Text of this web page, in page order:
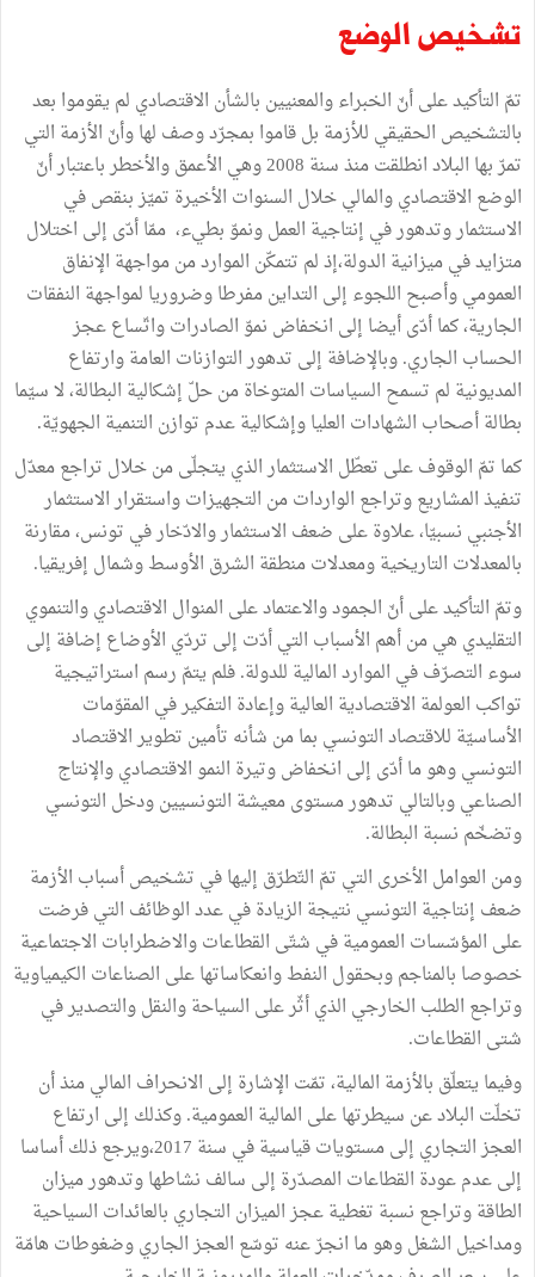
تشخيص الوضع
تمّ التأكيد على أنّ الخبراء والمعنيين بالشأن الاقتصادي لم يقوموا بعد
بالتشخيص الحقيقي للأزمة بل قاموا بمجرّد وصف لها وأنّ الأزمة التي
تمرّ بها البلاد انطلقت منذ سنة 2008 وهي الأعمق والأخطر باعتبار أنّ
الوضع الاقتصادي والمالي خلال السنوات الأخيرة تميّز بنقص في
الاستثمار وتدهور في إنتاجية العمل ونموّ بطيء، ممّا أدّى إلى اختلال
متزايد في ميزانية الدولة،إذ لم تتمكّن الموارد من مواجهة الإنفاق
العمومي وأصبح اللجوء إلى التداين مفرطا وضروريا لمواجهة النفقات
الجارية، كما أدّى أيضا إلى انخفاض نموّ الصادرات واتّساع عجز
الحساب الجاري. وبالإضافة إلى تدهور التوازنات العامة وارتفاع
المديونية لم تسمح السياسات المتوخاة من حلّ إشكالية البطالة، لا سيّما
بطالة أصحاب الشهادات العليا وإشكالية عدم توازن التنمية الجهويّة.
كما تمّ الوقوف على تعطّل الاستثمار الذي يتجلّى من خلال تراجع معدّل
تنفيذ المشاريع وتراجع الواردات من التجهيزات واستقرار الاستثمار
الأجنبي نسبيّا، علاوة على ضعف الاستثمار والادّخار في تونس، مقارنة
بالمعدلات التاريخية ومعدلات منطقة الشرق الأوسط وشمال إفريقيا.
وتمّ التأكيد على أنّ الجمود والاعتماد على المنوال الاقتصادي والتنموي
التقليدي هي من أهم الأسباب التي أدّت إلى تردّي الأوضاع إضافة إلى
سوء التصرّف في الموارد المالية للدولة. فلم يتمّ رسم استراتيجية
تواكب العولمة الاقتصادية العالية وإعادة التفكير في المقوّمات
الأساسيّة للاقتصاد التونسي بما من شأنه تأمين تطوير الاقتصاد
التونسي وهو ما أدّى إلى انخفاض وتيرة النمو الاقتصادي والإنتاج
الصناعي وبالتالي تدهور مستوى معيشة التونسيين ودخل التونسي
وتضخّم نسبة البطالة.
ومن العوامل الأخرى التي تمّ التّطرّق إليها في تشخيص أسباب الأزمة
ضعف إنتاجية التونسي نتيجة الزيادة في عدد الوظائف التي فرضت
على المؤسّسات العمومية في شتّى القطاعات والاضطرابات الاجتماعية
خصوصا بالمناجم وبحقول النفط وانعكاساتها على الصناعات الكيمياوية
وتراجع الطلب الخارجي الذي أثّر على السياحة والنقل والتصدير في
شتى القطاعات.
وفيما يتعلّق بالأزمة المالية، تمّت الإشارة إلى الانحراف المالي منذ أن
تخلّت البلاد عن سيطرتها على المالية العمومية. وكذلك إلى ارتفاع
العجز التجاري إلى مستويات قياسية في سنة 2017،ويرجع ذلك أساسا
إلى عدم عودة القطاعات المصدّرة إلى سالف نشاطها وتدهور ميزان
الطاقة وتراجع نسبة تغطية عجز الميزان التجاري بالعائدات السياحية
ومداخيل الشغل وهو ما انجرّ عنه توسّع العجز الجاري وضغوطات هامّة